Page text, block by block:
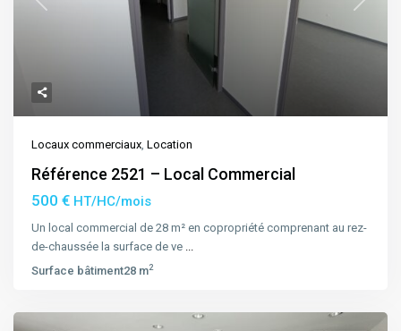
Previous Next
Locaux commerciaux Location
Référence 2521 – Local Commercial
500 € HT/HC/mois
Un local commercial de 28 m² en copropriété comprenant au rez-
de-chaussée la surface de ve
Surface bâtiment28 m2